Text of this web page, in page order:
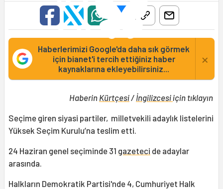
Haberlerimizi Google'da daha sık görmek
için bianet'i tercih ettiğiniz haber
kaynaklarına ekleyebilirsiniz...
×
Haberin Kürtçesi / İngilizcesi için tıklayın
Seçime giren siyasi partiler, milletvekili adaylık listelerini
Yüksek Seçim Kurulu’na teslim etti.
24 Haziran genel seçiminde 31 gazeteci de adaylar
arasında.
Halkların Demokratik Partisi'nde 4, Cumhuriyet Halk